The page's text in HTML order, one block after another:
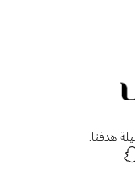
هدفنا.